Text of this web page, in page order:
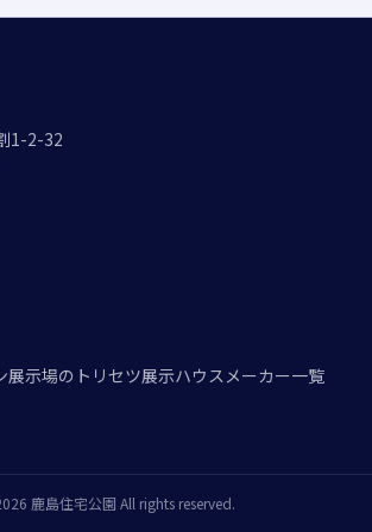
1-2-32
展示場のトリセツ展示ハウスメーカー一覧
鹿島住宅公園 All rights reserved.